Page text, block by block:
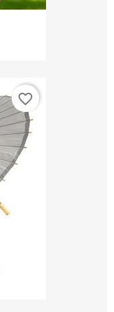
favorite_border